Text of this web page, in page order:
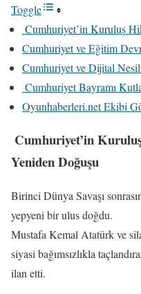
Toggle
Cumhuriyet’in Kuruluş
Cumhuriyet ve Eğitim
Cumhuriyet ve Dijital
Cumhuriyet Bayramı
Oyunhaberleri.net Ekibi
Cumhuriyet’in
Yeniden Doğuşu
Birinci Dünya Savaşı
yepyeni bir ulus doğdu.
Mustafa Kemal Atatürk ve
siyasi bağımsızlıkla
ilan etti.